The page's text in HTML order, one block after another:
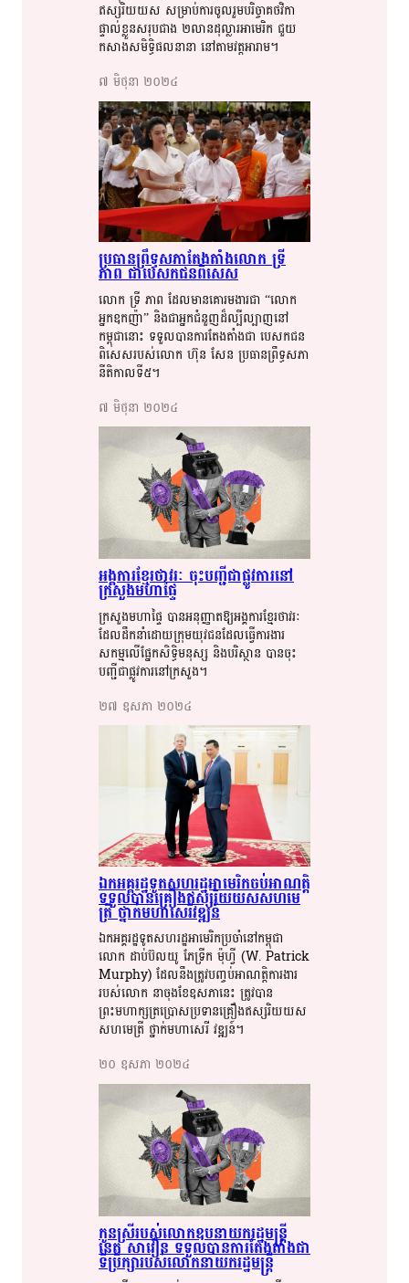
ឥស្សរិយយស​​​​ សម្រាប់​​​ការ​​​ចូល​​​រួម​​​​បរិច្ចាគ​​ថ​​វិ​​​កា​​​
ផ្ទាល់​​​ខ្លួន​​សរុប​​ជាង​​ ២លាន​​ដុល្លារ​​អាមេរិក​​ ជួយ​​​
កសាង​​សមិទ្ធិ​​ផល​​នានា​​ នៅ​​តាម​​វត្តអារាម​​។​​
៧​ មិថុនា​ ២០២៤​
ប្រធាន​​ព្រឹទ្ធសភា​​តែងតាំង​​លោក​​ ទ្រី​​
ភាព​​ ជា​​បេសកជនពិសេស​​
លោក​​ ទ្រី​​ ភាព​​ ដែល​​​មាន​​​គោរម​​​ងារ​​​ជា​​​ “លោក
អ្នក​​​ឧកញ៉ា​​” និង​​​ជា​​​អ្នក​​​ជំនួញ​​​ដ៏​​ល្បីល្បាញ​​​នៅ​​
កម្ពុជា​​​នោះ​​ ទទួល​​​បាន​​​ការ​​​តែង​​​តាំង​​​ជា​​​ បេសកជន
ពិសេស​​របស់​​​លោក​​ ហ៊ុន​​ សែន​​​ ប្រធាន​​​ព្រឹទ្ធសភា​​​
នីតិកាល​​​ទី​​​៥​​។​​​​
៧​ មិថុនា​ ២០២៤​
អង្គការ​​​ខ្មែរ​​ថាវរៈ​​ ​ចុះបញ្ជី​​ជា​​ផ្លូវការ​​​នៅ​​
ក្រសួង​​​មហាផ្ទៃ​​​
ក្រសួងមហាផ្ទៃ​​ បាន​​អនុញ្ញាត​​​ឱ្យ​​​អង្គការ​​​ខ្មែរ​​​ថាវរៈ​​
ដែល​​​ដឹកនាំ​​ដោ​​​យ​​​​ក្រុ​​​ម​​​យុវជន​​​ដែ​​​ល​​​ធ្វើ​​​ការ​​​ងារ​​​
សកម្ម​​​លើ​​​ផ្នែក​​​សិទ្ធិ​​​​មនុស្ស​​​ និង​​​បរិស្ថាន​​​ ​បាន​​​ចុះ
បញ្ជី​​ជា​​​ផ្លូវ​​​ការ​​​នៅ​​ក្រសួង​​។​​
២៧​ ឧសភា​ ២០២៤​
ឯកអគ្គ​​រដ្ឋទូត​​សហរដ្ឋអាមេរិក​​​ចប់​​អាណត្តិ​​
ទទួល​​​បាន​​​គ្រឿងឥស្សរិយយស​​សហ​​មេ
ត្រី​​ ថ្នាក់​​មហា​​សេរី​​វឌ្ឍន៍​​
ឯកអគ្គ​​​រដ្ឋទូត​​​សហរដ្ឋ​​​អាមេរិក​​​ប្រចាំ​​​នៅ​​​កម្ពុជា​​
លោក​​ ដាប់​​ប៊​​លយូ​​ ភែ​​ទ្រី​​ក​​ ម៉ុ​​ហ្វី​​ (W. Patrick
Murphy) ដែល​​​នឹង​​​ត្រូវ​​​បញ្ចប់​​​អាណត្តិ​​​ការ​​​ងារ​​​
របស់​​​លោក​​ នា​​​ចុង​​​ខែ​​​ឧសភា​​​នេះ​​ ត្រូវ​​បាន​​
ព្រះមហាក្សត្រ​​ប្រោស​​ប្រទាន​​គ្រឿងឥស្សរិយយស​​
សហ​​មេត្រី​​ ថ្នាក់​​មហា​​សេរី​​ វឌ្ឍន៍​​។​​
២០​ ឧសភា​ ២០២៤​
កូនស្រី​​របស់​​​លោក​​ឧបនាយក​​រដ្ឋ​​​មន្ត្រី​​
នេត​​ សាវឿ​​ន​​​​ ទទួល​​បាន​​​ការ​​​តែងតាំង​​ជា​​​
ទីប្រឹក្សា​​របស់​​​លោក​​​​នាយក​​​រដ្ឋ​​​មន្ត្រី​​​